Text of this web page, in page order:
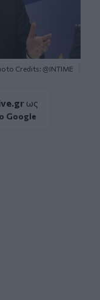
Credits: @INTIME
ως
Google